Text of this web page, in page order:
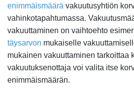
enimmäismäärä vakuutusyhtiön
vahinkotapahtumassa.
vakuuttaminen on vaihtoehto
täysarvon mukaiselle
mukainen vakuuttaminen tarkoittaa
vakuutuksenottaja voi valita itse
enimmäismäärän.